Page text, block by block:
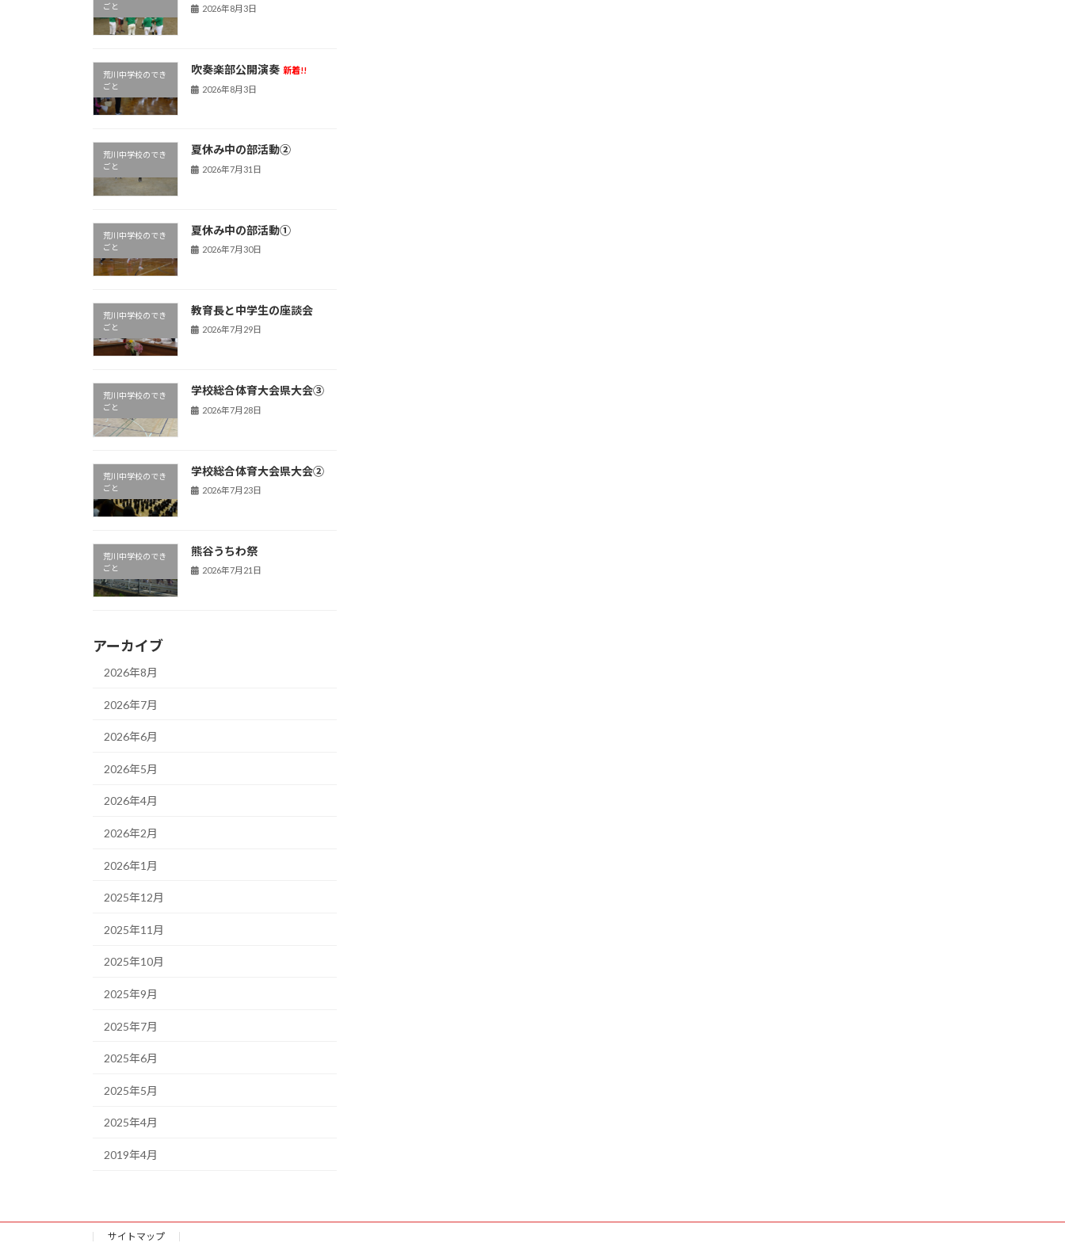
ごと
2026年8月3日
荒川中学校のでき
ごと
吹奏楽部公開演奏 新着!!
2026年8月3日
荒川中学校のでき
ごと
夏休み中の部活動②
2026年7月31日
荒川中学校のでき
ごと
夏休み中の部活動①
2026年7月30日
荒川中学校のでき
ごと
教育長と中学生の座談会
2026年7月29日
荒川中学校のでき
ごと
学校総合体育大会県大会③
2026年7月28日
荒川中学校のでき
ごと
学校総合体育大会県大会②
2026年7月23日
荒川中学校のでき
ごと
熊谷うちわ祭
2026年7月21日
アーカイブ
2026年8月
2026年7月
2026年6月
2026年5月
2026年4月
2026年2月
2026年1月
2025年12月
2025年11月
2025年10月
2025年9月
2025年7月
2025年6月
2025年5月
2025年4月
2019年4月
サイトマップ